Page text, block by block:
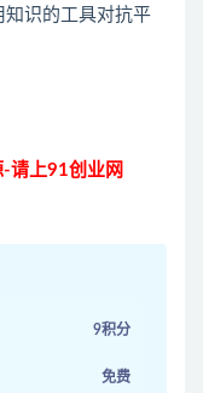
知识的工具对抗平
-请上91创业网
9积分
免费